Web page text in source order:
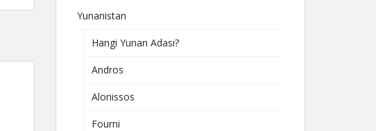
Yunanistan
Hangi Yunan Adası?
Andros
Alonissos
Fourni